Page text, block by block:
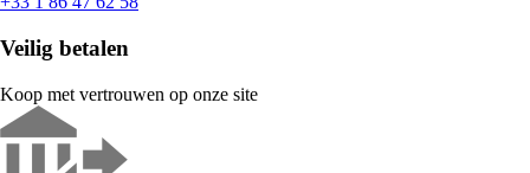
Veilig betalen
Koop met vertrouwen op onze site